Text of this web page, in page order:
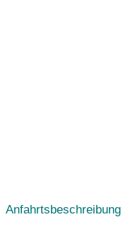
Anfahrtsbeschreibung